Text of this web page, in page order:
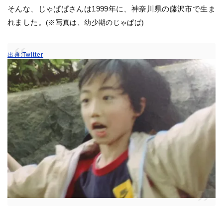
そんな、じゃぱぱさんは1999年に、神奈川県の藤沢市で生ま
れました。 (※写真は、幼少期のじゃぱぱ)
出典:Twitter